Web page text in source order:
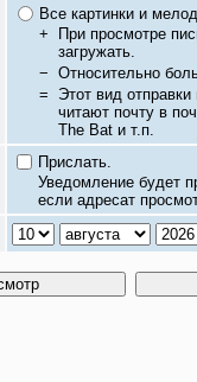
Все картинки и
+
При просмотре
загружать.
− Относительно
= Этот вид
читают почту в
The Bat и т.п.
Прислать.
Уведомление будет
если адресат